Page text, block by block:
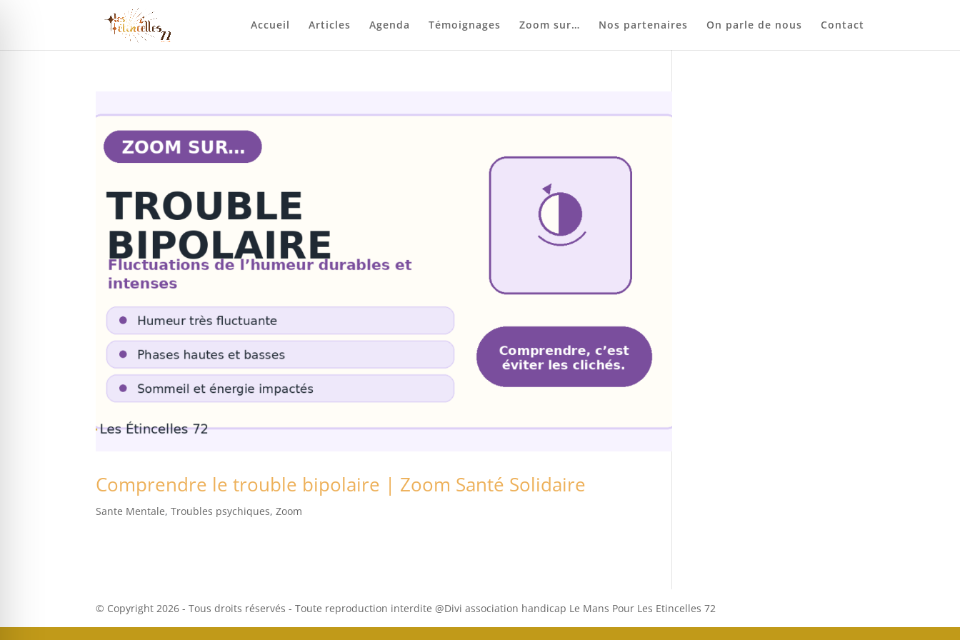
Accueil Articles Agenda Témoignages Zoom sur… Nos partenaires On parle de nous Contact
Comprendre le trouble bipolaire | Zoom Santé Solidaire
Sante Mentale,Troubles psychiques,Zoom
© Copyright 2026 - Tous droits réservés - Toute reproduction interdite @Divi association handicap Le Mans Pour Les Etincelles 72